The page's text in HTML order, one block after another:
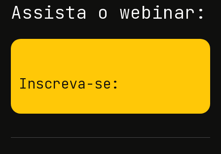
Assista o webinar:
Inscreva-se: